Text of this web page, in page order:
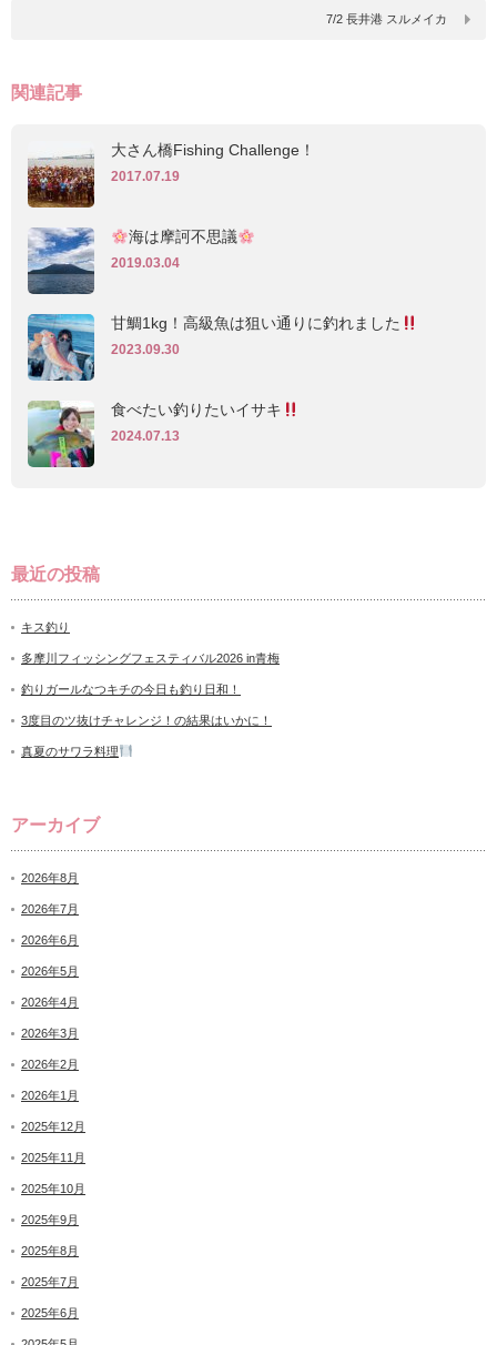
7/2 長井港 スルメイカ
関連記事
大さん橋Fishing Challenge！
2017.07.19
海は摩訶不思議
2019.03.04
甘鯛1kg！高級魚は狙い通りに釣れました
2023.09.30
食べたい釣りたいイサキ
2024.07.13
最近の投稿
キス釣り
多摩川フィッシングフェスティバル2026 in青梅
釣りガールなつキチの今日も釣り日和！
3度目のツ抜けチャレンジ！の結果はいかに！
真夏のサワラ料理
アーカイブ
2026年8月
2026年7月
2026年6月
2026年5月
2026年4月
2026年3月
2026年2月
2026年1月
2025年12月
2025年11月
2025年10月
2025年9月
2025年8月
2025年7月
2025年6月